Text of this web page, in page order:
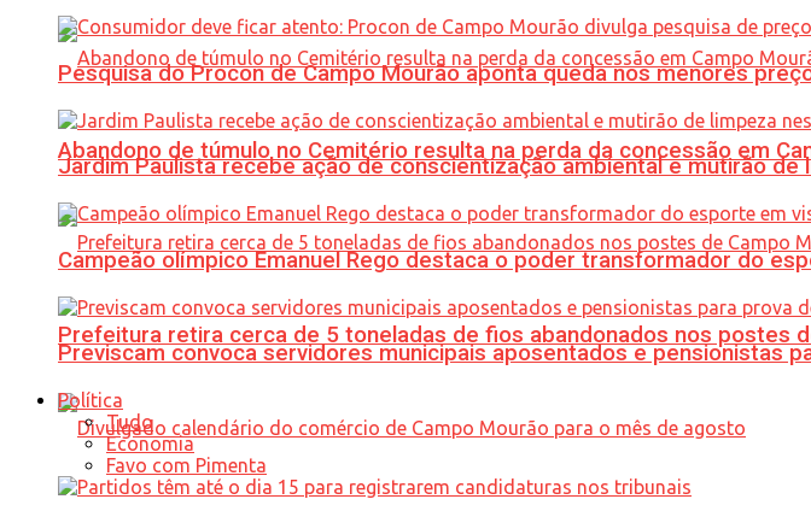
Abandono de túmulo no Cemitério resulta na perda da concessão em
Prefeitura retira cerca de 5 toneladas de fios abandonados nos postes
Pesquisa do Procon de Campo Mourão aponta queda nos menores
Jardim Paulista recebe ação de conscientização ambiental e mutirão de
Campeão olímpico Emanuel Rego destaca o poder transformador do
Previscam convoca servidores municipais aposentados e pensionistas
Política
Tudo
Economia
Favo com Pimenta